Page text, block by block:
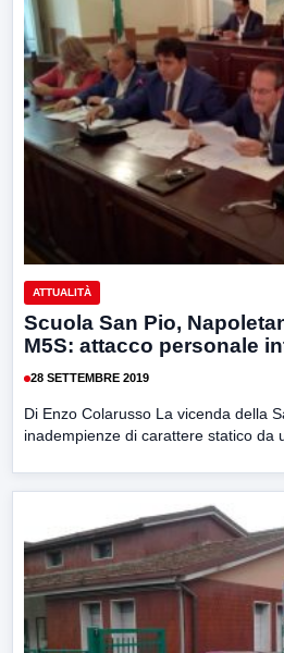
ATTUALITÀ
Scuola San Pio,
M5S: attacco personale
28 SETTEMBRE 2019
Di Enzo Colarusso La vicenda della
inadempienze di carattere statico da